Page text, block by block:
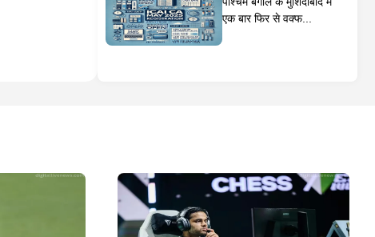
एक बार फिर से वक्फ...